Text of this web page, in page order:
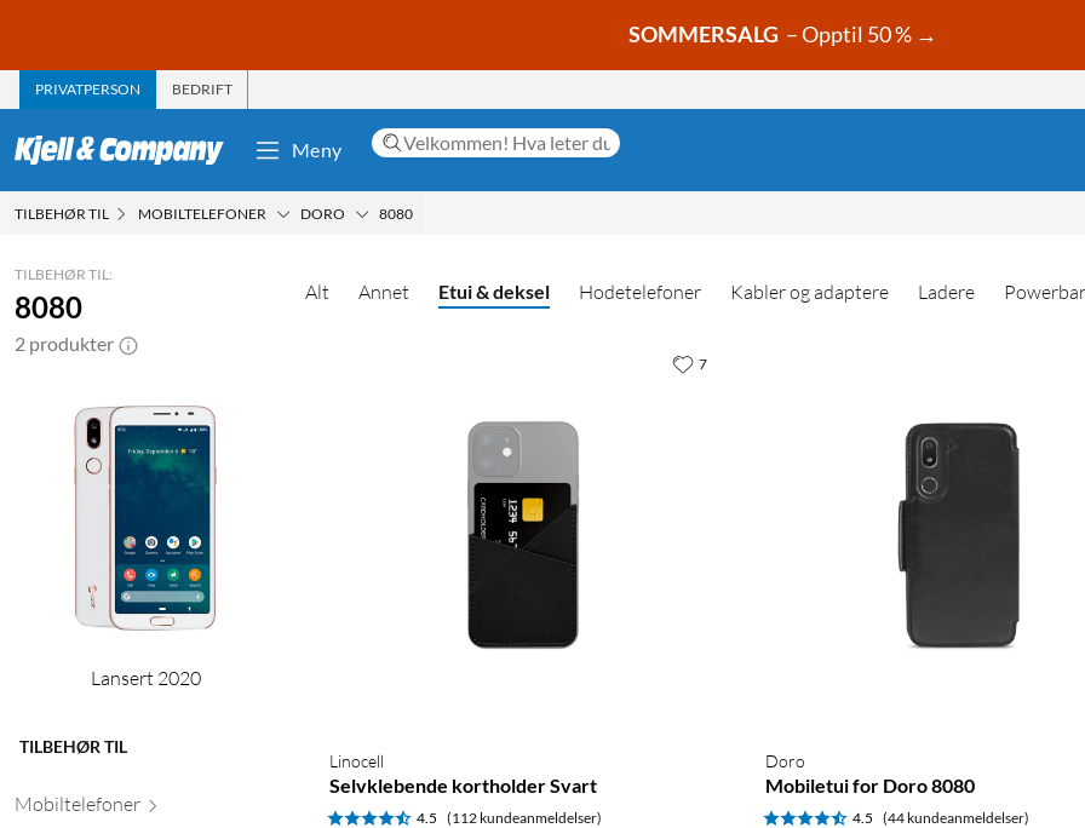
SOMMERSALG – Opptil 50 % →
PRIVATPERSON BEDRIFT
Meny
TILBEHØR TIL MOBILTELEFONER DORO 8080
TILBEHØR TIL:
8080
2 produkter
Lansert 2020
TILBEHØR TIL
Mobiltelefoner
Alt Annet Etui & deksel Hodetelefoner Kabler og adaptere Ladere
Linocell
Selvklebende kortholder Svart
4.5 (112 kundeanmeldelser)
7
Doro
Mobiletui for Doro 8080
4.5 (44 kundeanmeldelser)